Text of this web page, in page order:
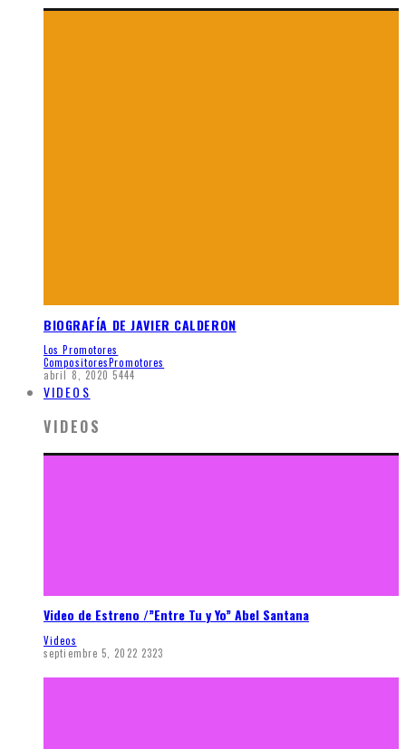
BIOGRAFÍA DE JAVIER CALDERON
Los Promotores
CompositoresPromotores
abril 8, 2020 5444
VIDEOS
VIDEOS
Video de Estreno /”Entre Tu y Yo” Abel Santana
Videos
septiembre 5, 2022 2323